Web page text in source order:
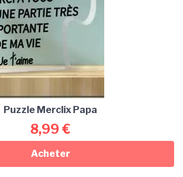
Puzzle Merclix Papa
8,99 €
Acheter